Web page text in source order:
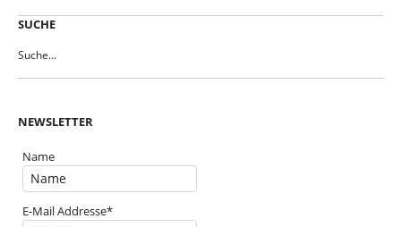
SUCHE
NEWSLETTER
Name
E-Mail Addresse*